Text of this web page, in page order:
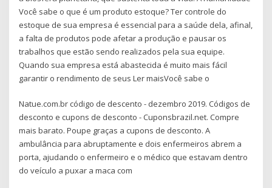
Você sabe o que é um produto estoque? Ter controle do
estoque de sua empresa é essencial para a saúde dela, afinal,
a falta de produtos pode afetar a produção e pausar os
trabalhos que estão sendo realizados pela sua equipe.
Quando sua empresa está abastecida é muito mais fácil
garantir o rendimento de seus Ler maisVocê sabe o
Natue.com.br código de descento - dezembro 2019. Códigos de
desconto e cupons de desconto - Cuponsbrazil.net. Compre
mais barato. Poupe graças a cupons de desconto. A
ambulância para abruptamente e dois enfermeiros abrem a
porta, ajudando o enfermeiro e o médico que estavam dentro
do veículo a puxar a maca com